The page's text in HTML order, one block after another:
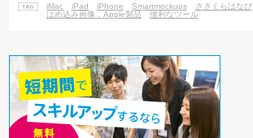
選ぶと、テンプ
iMac iPad iPhone Smartmockups
ささくらはなび
はめ込み画像，Apple製品
便利なツール